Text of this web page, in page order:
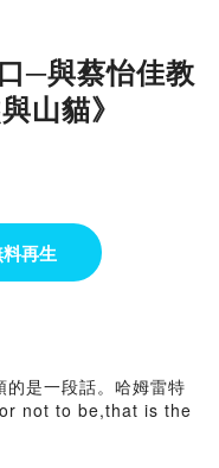
─與蔡怡佳教
山貓》
再生
的是一段話。哈姆雷特
or not to be,that is the